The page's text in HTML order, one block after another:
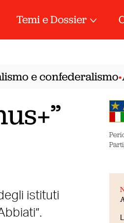
Temi e Dossier
e confederalismo•
istituti